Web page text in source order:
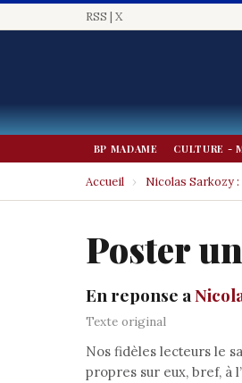
RSS | X
BP MADAME CULTURE -
Accueil › Nicolas Sarkozy
Poster
En reponse a
Texte original
Nos fidèles lecteurs le
propres sur eux, bref, à